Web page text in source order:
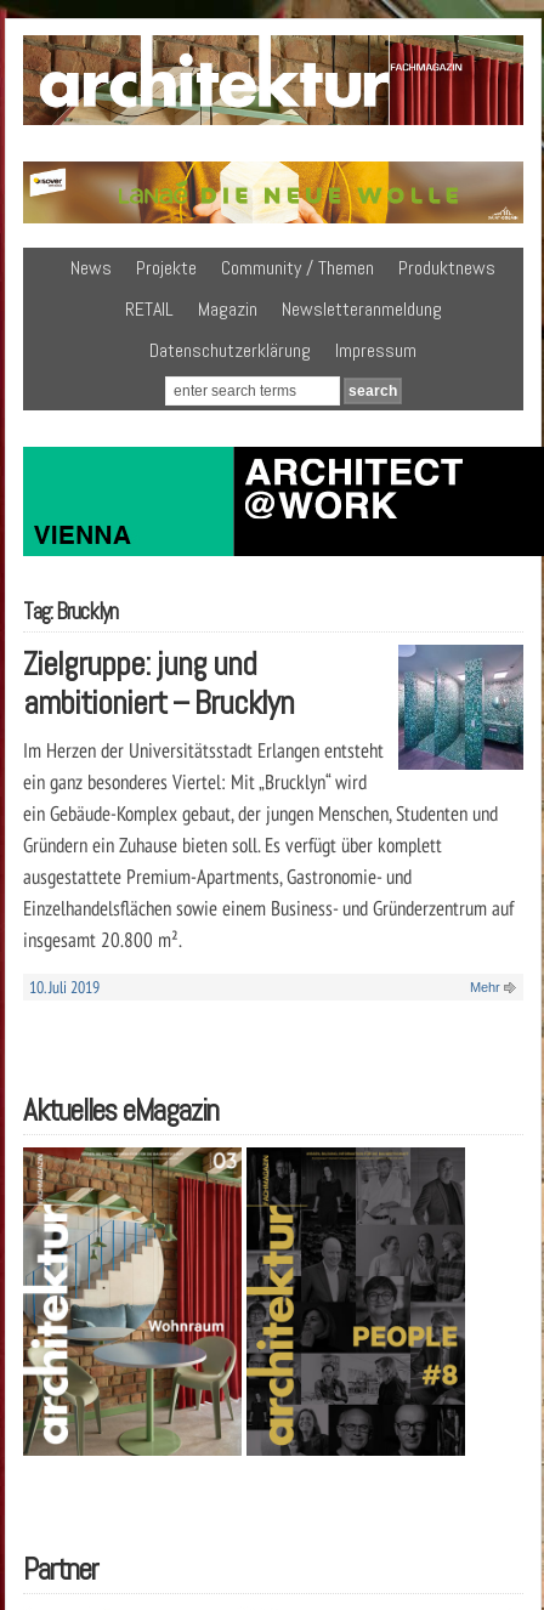
News Projekte Community / Themen
Produktnews
RETAIL
Magazin
Newsletteranmeldung
Datenschutzerklärung
Impressum
Tag: Brucklyn
Zielgruppe: jung und
ambitioniert – Brucklyn
Im Herzen der Universitätsstadt Erlangen entsteht
ein ganz besonderes Viertel: Mit „Brucklyn“ wird
ein Gebäude-Komplex gebaut, der jungen Menschen, Studenten und
Gründern ein Zuhause bieten soll. Es verfügt über komplett
ausgestattete Premium-Apartments, Gastronomie- und
Einzelhandelsflächen sowie einem Business- und Gründerzentrum auf
insgesamt 20.800 m².
10. Juli 2019 Mehr
Aktuelles eMagazin
Partner